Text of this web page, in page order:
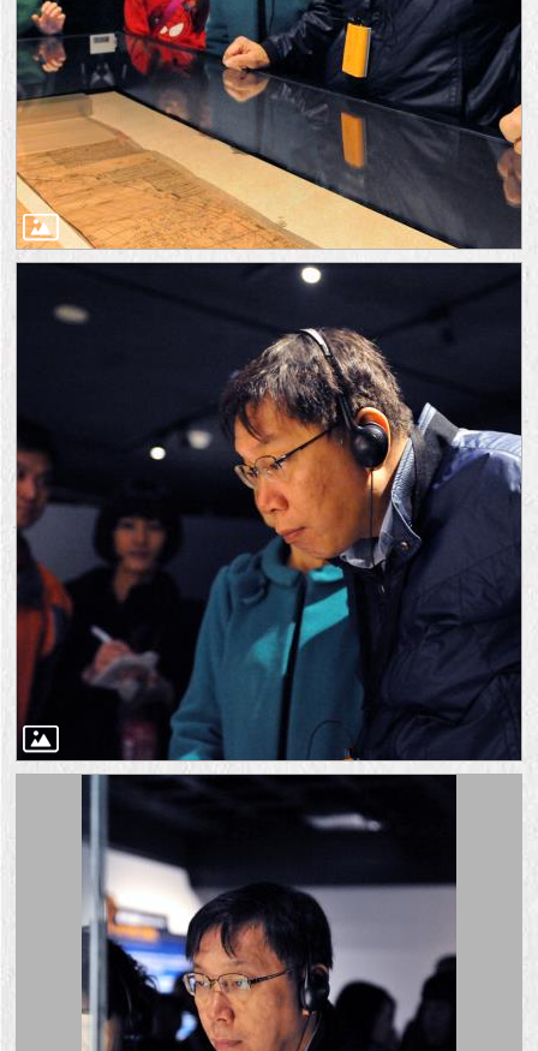
隱
私
權
及
資
安
全
政
策
情
系
統
1999）